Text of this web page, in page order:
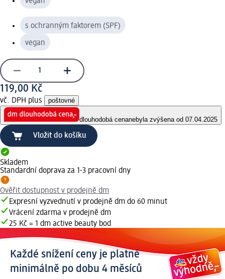
s ochranným faktorem (SPF)
vegan
119,00 Kč
vč. DPH plus poštovné
dlouhodobá cenanebyla zvýšena od 07.04.2025
Vložit do košíku
Skladem
Standardní doprava za 1-3 pracovní dny
Ověřit dostupnost v prodejně dm
Expresní vyzvednutí v prodejně dm do 60 minut
Vrácení zdarma v prodejně dm
25 Kč = 1 dm active beauty bod
Každé snížení ceny je platné
minimálně po dobu 4 měsíců